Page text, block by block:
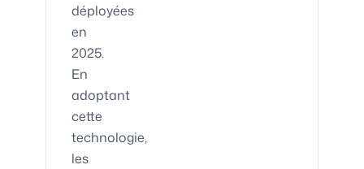
déployées
en
2025.
En
adoptant
cette
technologie,
les